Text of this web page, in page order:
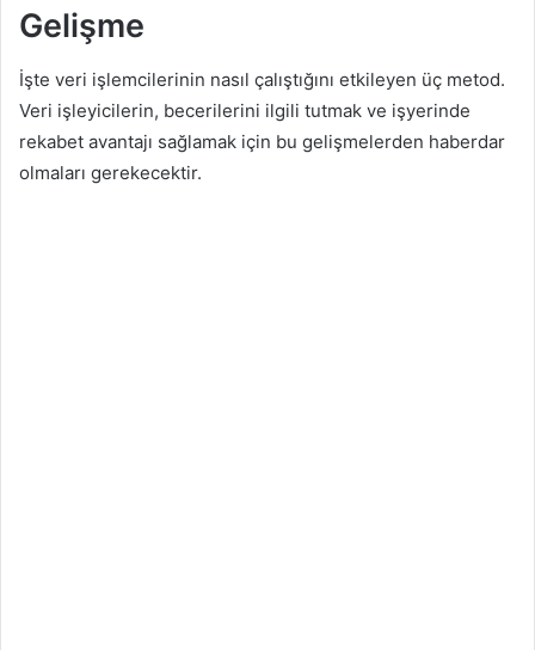
Gelişme
İşte veri işlemcilerinin nasıl çalıştığını etkileyen üç metod.
Veri işleyicilerin, becerilerini ilgili tutmak ve işyerinde
rekabet avantajı sağlamak için bu gelişmelerden haberdar
olmaları gerekecektir.